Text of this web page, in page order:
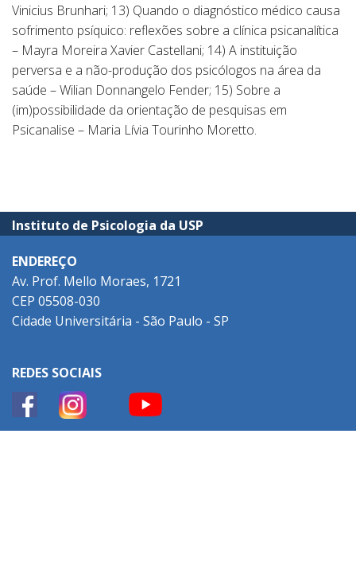
Vinicius Brunhari; 13) Quando o diagnóstico médico causa
sofrimento psíquico: reflexões sobre a clínica psicanalítica
– Mayra Moreira Xavier Castellani; 14) A instituição
perversa e a não-produção dos psicólogos na área da
saúde – Wilian Donnangelo Fender; 15) Sobre a
(im)possibilidade da orientação de pesquisas em
Psicanalise – Maria Lívia Tourinho Moretto.
Instituto de Psicologia da USP
ENDEREÇO
Av. Prof. Mello Moraes, 1721
CEP 05508-030
Cidade Universitária - São Paulo - SP
REDES SOCIAIS